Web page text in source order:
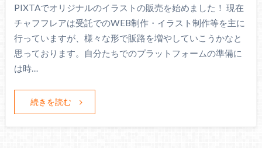
PIXTAでオリジナルのイラストの販売を始めました！ 現在
チャフフレアは受託でのWEB制作・イラスト制作等を主に
行っていますが、様々な形で販路を増やしていこうかなと
思っております。自分たちでのプラットフォームの準備に
は時…
続きを読む